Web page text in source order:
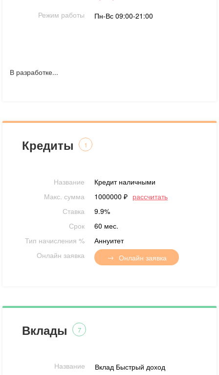
Режим работы
Пн-Вс 09:00-21:00
В разработке...
Кредиты 1
Название
Кредит наличными
Макс. сумма
1000000 ₽ рассчитать
Ставка
9.9%
Срок
60 мес.
Тип начисления %
Аннуитет
Онлайн заявка
Онлайн заявка
Вклады 7
Название
Вклад Быстрый доход